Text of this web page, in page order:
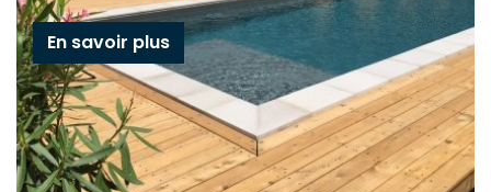
En savoir plus